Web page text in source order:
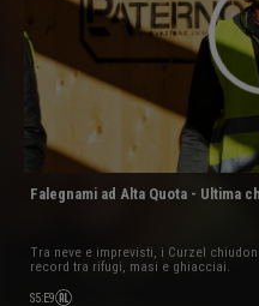
Falegnami ad Alta Quota - Ultima
Tra neve e imprevisti, i Curzel
record tra rifugi, masi e ghiacciai.
S5:E9